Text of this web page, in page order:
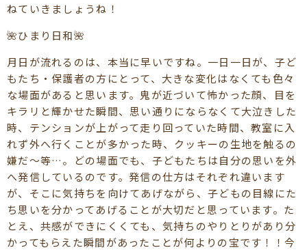
ねていきましょうね！
🌺ひまり日和🌺
月日が流れるのは、本当に早いですね。一日一日が、子ど
もたち・保護者の方にとって、大きな変化はなくても色々
な場面があると思います。鬼が近づいて怖かった顔、目を
キラリと輝かせた瞬間、思い通りにならなくて大泣きした
時、テンションが上がって走り回っていた時間、教室に入
れず外へ行くことが多かった時、クッキーの生地を触るの
嫌だ～等…。どの場面でも、子どもたちは自分の思いを外
へ発信しているのです。発信の仕方はそれぞれ違います
が、そこに気持ちを向けてあげながら、子どもの目線にた
ち思いを分かってあげることが大切だと思っています。た
とえ、共感ができにくくても、気持ちのやりとりがあり分
かってもらえた瞬間があったことが何よりの宝です！！今